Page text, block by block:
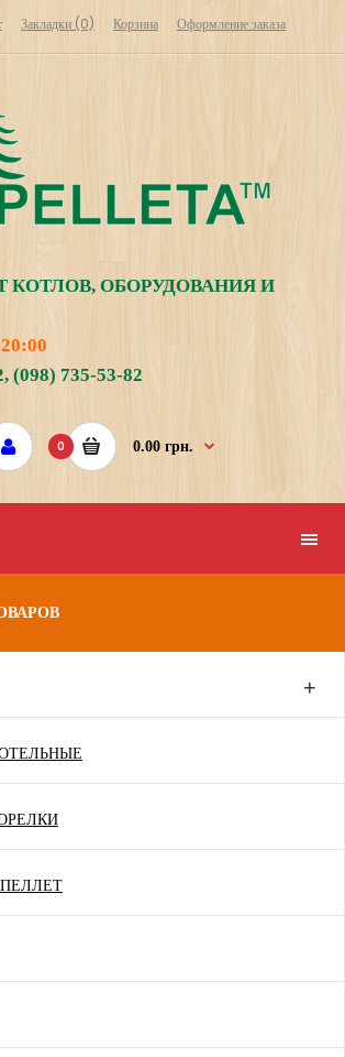
Закладки (0) Корзина Оформление заказа
КОТЛОВ, ОБОРУДОВАНИЯ И
, (098) 735-53-82
0 0.00 грн.